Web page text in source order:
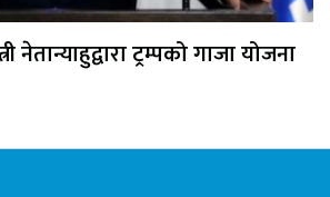
नेतान्याहुद्वारा ट्रम्पको गाजा योजना